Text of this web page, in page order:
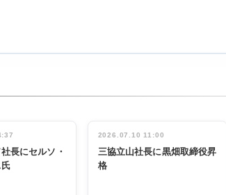
長にセルソ・
2026.07.10 11:00
三協立山社長に黒畑取締役昇
格